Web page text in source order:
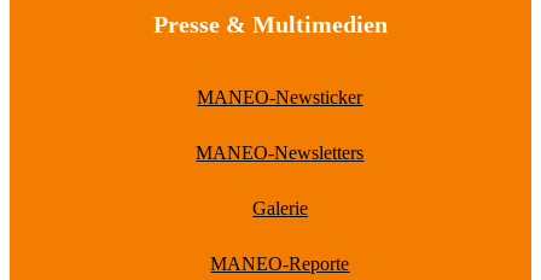
Presse & Multimedien
MANEO-Newsticker
MANEO-Newsletters
Galerie
MANEO-Reporte